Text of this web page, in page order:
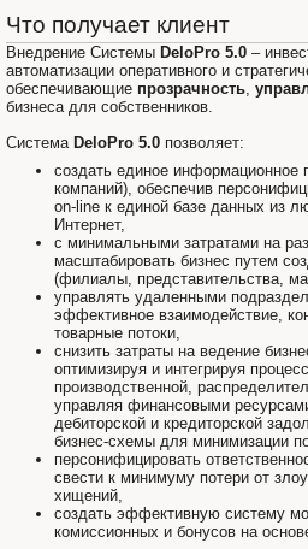
Что получает клиент
Внедрение Системы DeloPro 5.0 –
автоматизации оперативного и
обеспечивающие прозрачность,
бизнеса для собственников.
Система DeloPro 5.0 позволяет:
создать единое информационное
компаний), обеспечив
on-line к единой базе данных из
Интернет,
с минимальными затратами на
масштабировать бизнес путем
(филиалы, представительства,
управлять удаленными
эффективное взаимодействие,
товарные потоки,
снизить затраты на ведение
оптимизируя и интегрируя
производственной,
управляя финансовыми
дебиторской и кредиторской
бизнес-схемы для минимизации
персонифицировать
свести к минимуму потери от
хищений,
создать эффективную систему
комиссионных и бонусов на